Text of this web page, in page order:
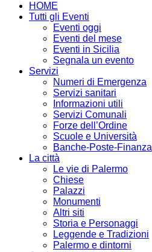
HOME
Tutti gli Eventi
Eventi oggi
Eventi del mese
Eventi in Sicilia
Segnala un evento
Servizi
Numeri di Emergenza
Servizi sanitari
Informazioni utili
Servizi Comunali
Forze dell’Ordine
Scuole e Università
Banche-Poste-Finanza
La città
Le vie di Palermo
Chiese
Palazzi
Monumenti
Altri siti
Storia e Personaggi
Leggende e Tradizioni
Palermo e dintorni